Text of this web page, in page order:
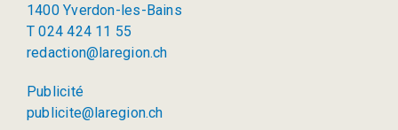
1400 Yverdon-les-Bains
T 024 424 11 55
redaction@laregion.ch
Publicité
publicite@laregion.ch